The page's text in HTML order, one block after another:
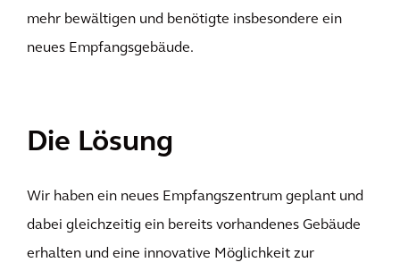
mehr bewältigen und benötigte insbesondere ein
neues Empfangsgebäude.
Die Lösung
Wir haben ein neues Empfangszentrum geplant und
dabei gleichzeitig ein bereits vorhandenes Gebäude
erhalten und eine innovative Möglichkeit zur